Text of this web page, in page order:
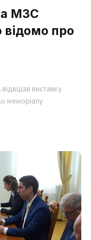
МЗС
про
виставку
меморіалу